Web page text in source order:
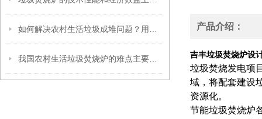
产品介绍：
吉丰垃圾焚烧炉设
垃圾焚烧发电项
域，将配套建设
资源化。
节能垃圾焚烧炉